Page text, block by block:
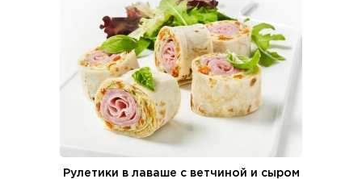
Рулетики в лаваше с ветчиной и сыром